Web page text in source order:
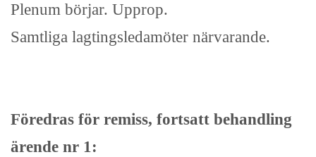
Plenum börjar. Upprop.
Samtliga lagtingsledamöter närvarande.
Föredras för remiss, fortsatt behandling
ärende nr 1: